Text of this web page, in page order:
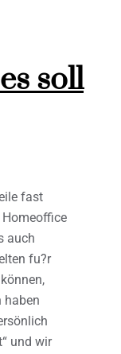
soll
fast
auch
fu?r
haben
und wir